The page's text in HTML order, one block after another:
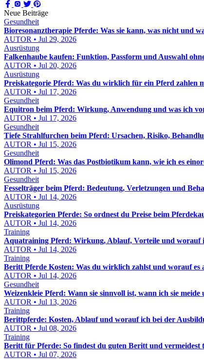
Neue Beiträge
Gesundheit
Bioresonanztherapie Pferde: Was sie kann, was nicht und
AUTOR • Jul 29, 2026
Ausrüstung
Falkenhaube kaufen: Funktion, Passform und Auswahl
AUTOR • Jul 20, 2026
Ausrüstung
Preiskategorie Pferd: Was du wirklich für ein Pferd zahlen
AUTOR • Jul 17, 2026
Gesundheit
Equitron beim Pferd: Wirkung, Anwendung und was ich
AUTOR • Jul 17, 2026
Gesundheit
Tiefe Strahlfurchen beim Pferd: Ursachen, Risiko,
AUTOR • Jul 15, 2026
Gesundheit
Olimond Pferd: Was das Postbiotikum kann, wie ich es
AUTOR • Jul 15, 2026
Gesundheit
Fesselträger beim Pferd: Bedeutung, Verletzungen und
AUTOR • Jul 14, 2026
Ausrüstung
Preiskategorien Pferde: So ordnest du Preise beim
AUTOR • Jul 14, 2026
Training
Aquatraining Pferd: Wirkung, Ablauf, Vorteile und worauf
AUTOR • Jul 14, 2026
Training
Beritt Pferde Kosten: Was du wirklich zahlst und worauf es
AUTOR • Jul 14, 2026
Gesundheit
Weizenkleie Pferd: Wann sie sinnvoll ist, wann ich sie
AUTOR • Jul 13, 2026
Training
Berittpferde: Kosten, Ablauf und worauf ich bei der
AUTOR • Jul 08, 2026
Training
Beritt für Pferde: So findest du guten Beritt und vermeidest
AUTOR • Jul 07, 2026